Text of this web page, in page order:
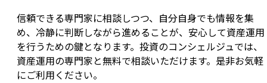
信頼できる専門家に相談しつつ、自分自身でも情報を集
め、冷静に判断しながら進めることが、安心して資産運用
を行うための鍵となります。投資のコンシェルジュでは、
資産運用の専門家と無料で相談いただけます。是非お気軽
にご利用ください。